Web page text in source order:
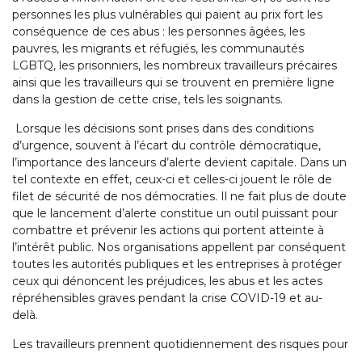
personnes les plus vulnérables qui paient au prix fort les
conséquence de ces abus : les personnes âgées, les
pauvres, les migrants et réfugiés, les communautés
LGBTQ, les prisonniers, les nombreux travailleurs précaires
ainsi que les travailleurs qui se trouvent en première ligne
dans la gestion de cette crise, tels les soignants.
Lorsque les décisions sont prises dans des conditions
d’urgence, souvent à l’écart du contrôle démocratique,
l’importance des lanceurs d’alerte devient capitale. Dans un
tel contexte en effet, ceux-ci et celles-ci jouent le rôle de
filet de sécurité de nos démocraties. Il ne fait plus de doute
que le lancement d’alerte constitue un outil puissant pour
combattre et prévenir les actions qui portent atteinte à
l’intérêt public. Nos organisations appellent par conséquent
toutes les autorités publiques et les entreprises à protéger
ceux qui dénoncent les préjudices, les abus et les actes
répréhensibles graves pendant la crise COVID-19 et au-
delà.
Les travailleurs prennent quotidiennement des risques pour